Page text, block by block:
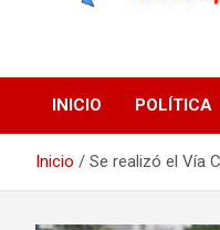
FM
INICIO POLÍTICA
Inicio Se realizó el Vía